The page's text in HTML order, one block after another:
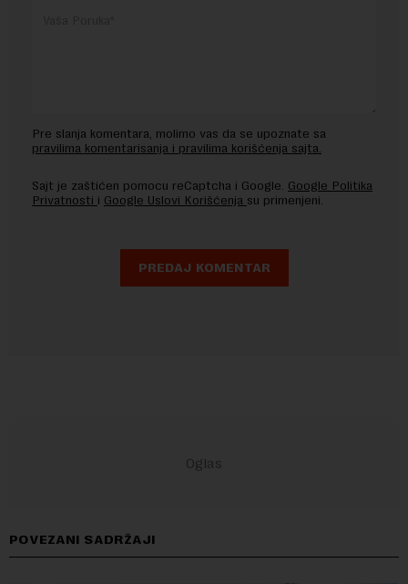
Pre slanja komentara, molimo vas da se upoznate sa
pravilima komentarisanja i pravilima korišćenja sajta.
Sajt je zaštićen pomocu reCaptcha i Google. Google Politika
Privatnosti i Google Uslovi Korišćenja su primenjeni.
POVEZANI SADRŽAJI